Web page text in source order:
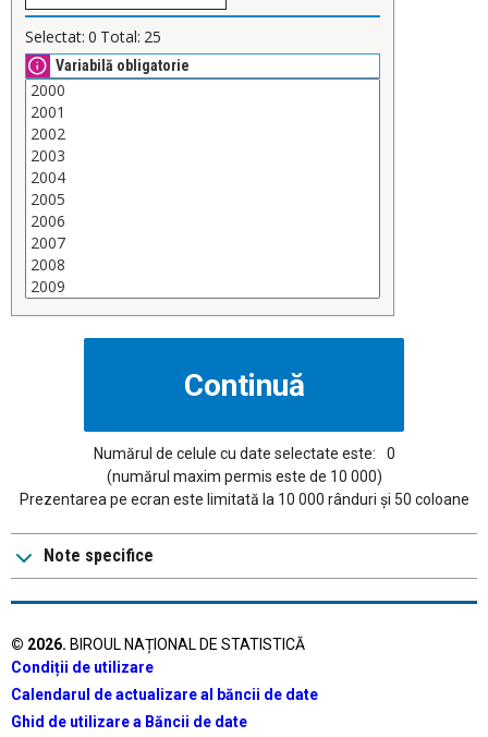
Selectat: 0 Total: 25
Variabilă obligatorie
Numărul de celule cu date selectate este:
0
(numărul maxim permis este de 10 000)
Prezentarea pe ecran este limitată la 10 000 rânduri și 50 coloane
Note specifice
© 2026. BIROUL NAȚIONAL DE STATISTICĂ
Condiții de utilizare
Calendarul de actualizare al băncii de date
Ghid de utilizare a Băncii de date